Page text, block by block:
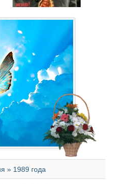
» 1989 года